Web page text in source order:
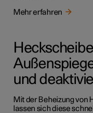
Mehr erfahren
und
Mit der Beheizung von
lassen sich diese